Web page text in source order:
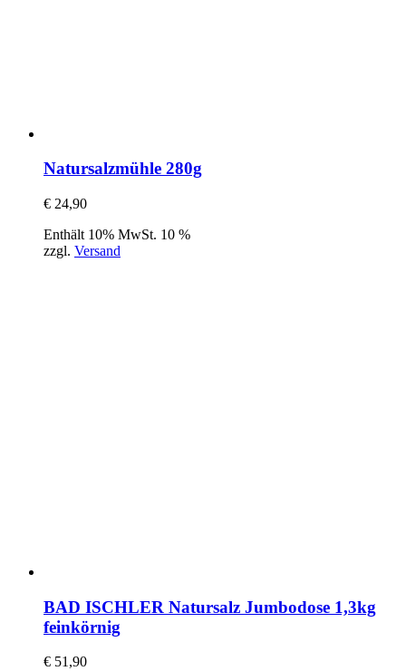
Natursalzmühle 280g
€ 24,90
Enthält 10% MwSt. 10 %
zzgl. Versand
BAD ISCHLER Natursalz Jumbodose 1,3kg
feinkörnig
€ 51,90